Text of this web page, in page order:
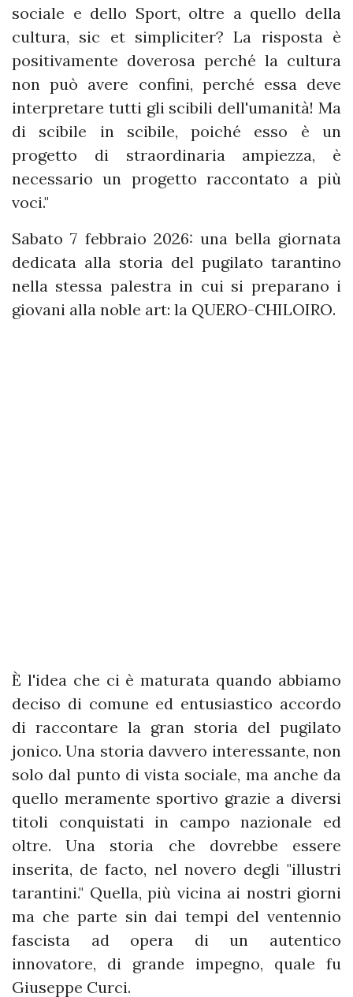
sociale e dello Sport, oltre a quello della
cultura, sic et simpliciter? La risposta è
positivamente doverosa perché la cultura
non può avere confini, perché essa deve
interpretare tutti gli scibili dell'umanità! Ma
di scibile in scibile, poiché esso è un
progetto di straordinaria ampiezza, è
necessario un progetto raccontato a più
voci."
Sabato 7 febbraio 2026: una bella giornata
dedicata alla storia del pugilato tarantino
nella stessa palestra in cui si preparano i
giovani alla noble art: la QUERO-CHILOIRO.
È l'idea che ci è maturata quando abbiamo
deciso di comune ed entusiastico accordo
di raccontare la gran storia del pugilato
jonico. Una storia davvero interessante, non
solo dal punto di vista sociale, ma anche da
quello meramente sportivo grazie a diversi
titoli conquistati in campo nazionale ed
oltre. Una storia che dovrebbe essere
inserita, de facto, nel novero degli "illustri
tarantini." Quella, più vicina ai nostri giorni
ma che parte sin dai tempi del ventennio
fascista ad opera di un autentico
innovatore, di grande impegno, quale fu
Giuseppe Curci.